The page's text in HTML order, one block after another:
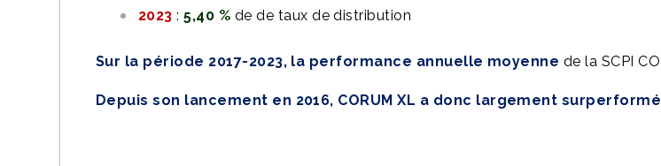
2023 :5,40 % de de taux de distribution
Sur la période 2017-2023, la performance annuelle moyenne de la SCPI
Depuis son lancement en 2016, CORUM XL a donc largement